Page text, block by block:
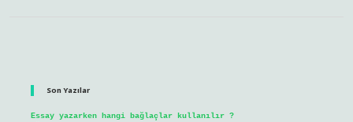
Son Yazılar
Essay yazarken hangi bağlaçlar kullanılır ?